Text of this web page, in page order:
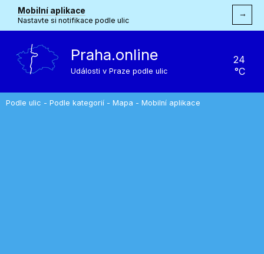
Mobilní aplikace
Nastavte si notifikace podle ulic
→
Praha.online
Události v Praze podle ulic
24
°C
Podle ulic - Podle kategorií - Mapa - Mobilní aplikace